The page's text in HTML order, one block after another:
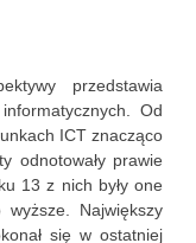
przedstawia
Od
ICT znacząco
odnotowały prawie
13 z nich były one
Największy
się w ostatniej